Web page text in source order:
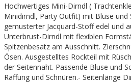
Hochwertiges Mini-Dirndl (
Minidirndl, Party Outfit) mit Bluse und
gemusterter Jacquard-Stoff edel und
Unterbrust-Dirndl mit flexiblen
Spitzenbesatz am Ausschnitt.
Ösen. Ausgestelltes Rockteil mit
der Seitennaht. Passende Bluse und
Raffung und Schnüren.- Seitenlänge